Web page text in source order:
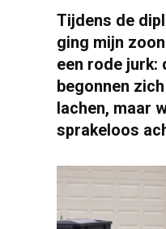
Tijdens de
ging mijn
een rode jurk:
begonnen
lachen, maar
sprakeloos